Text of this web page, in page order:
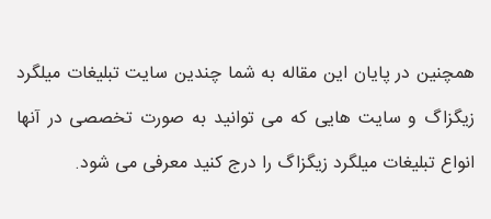
همچنین در پایان این مقاله به شما چندین سایت تبلیغات میلگرد
زیگزاگ و سایت هایی که می توانید به صورت تخصصی در آنها
انواع تبلیغات میلگرد زیگزاگ را درج کنید معرفی می شود.